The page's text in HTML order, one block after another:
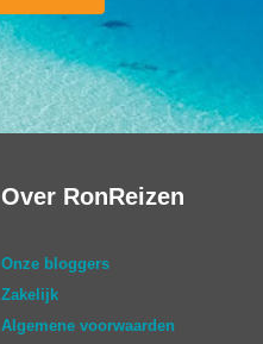
Over RonReizen
Onze bloggers
Zakelijk
Algemene voorwaarden